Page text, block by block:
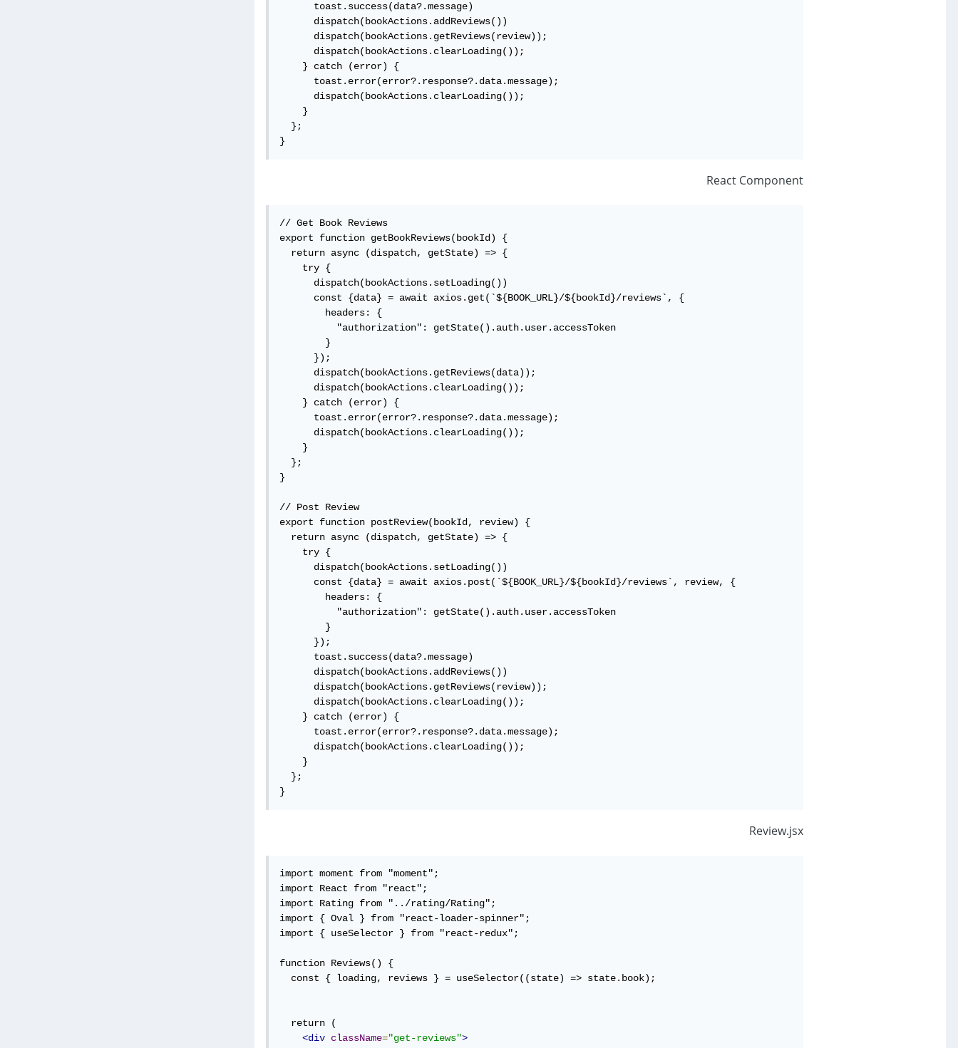
      toast.success(data?.message)
      dispatch(bookActions.addReviews())
      dispatch(bookActions.getReviews(review));
      dispatch(bookActions.clearLoading());
    } catch (error) {
      toast.error(error?.response?.data.message);
      dispatch(bookActions.clearLoading());
    }
  };
}
React Component
// Get Book Reviews
export function getBookReviews(bookId) {
  return async (dispatch, getState) => {
    try {
      dispatch(bookActions.setLoading())
      const {data} = await axios.get(`${BOOK_URL}/${bookId}/reviews`, {
        headers: {
          "authorization": getState().auth.user.accessToken
        }
      });
      dispatch(bookActions.getReviews(data));
      dispatch(bookActions.clearLoading());
    } catch (error) {
      toast.error(error?.response?.data.message);
      dispatch(bookActions.clearLoading());
    }
  };
}
// Post Review
export function postReview(bookId, review) {
  return async (dispatch, getState) => {
    try {
      dispatch(bookActions.setLoading())
      const {data} = await axios.post(`${BOOK_URL}/${bookId}/reviews`, review, {
        headers: {
          "authorization": getState().auth.user.accessToken
        }
      });
      toast.success(data?.message)
      dispatch(bookActions.addReviews())
      dispatch(bookActions.getReviews(review));
      dispatch(bookActions.clearLoading());
    } catch (error) {
      toast.error(error?.response?.data.message);
      dispatch(bookActions.clearLoading());
    }
  };
}
Review.jsx
import moment from "moment";
import React from "react";
import Rating from "../rating/Rating";
import { Oval } from "react-loader-spinner";
import { useSelector } from "react-redux";
function Reviews() {
  const { loading, reviews } = useSelector((state) => state.book);
  return (
<div className="get-reviews">